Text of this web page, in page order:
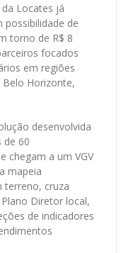
Locates já
de
torno de R$ 8
focados
em regiões
Horizonte,
desenvolvida
de 60
chegam a um VGV
mapeia
terreno, cruza
Diretor local,
de indicadores